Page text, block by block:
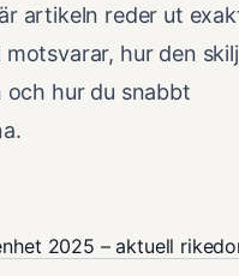
artikeln reder ut
hur den
och hur du snabbt
2025 – aktuell